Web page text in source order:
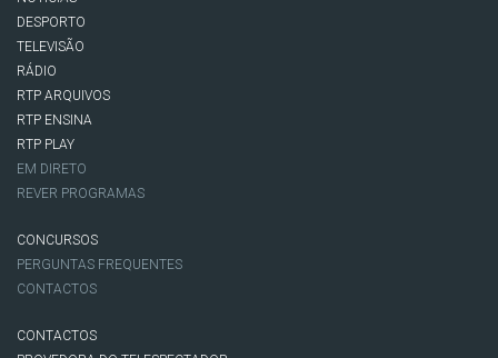
DESPORTO
TELEVISÃO
RÁDIO
RTP ARQUIVOS
RTP ENSINA
RTP PLAY
EM DIRETO
REVER PROGRAMAS
CONCURSOS
PERGUNTAS FREQUENTES
CONTACTOS
CONTACTOS